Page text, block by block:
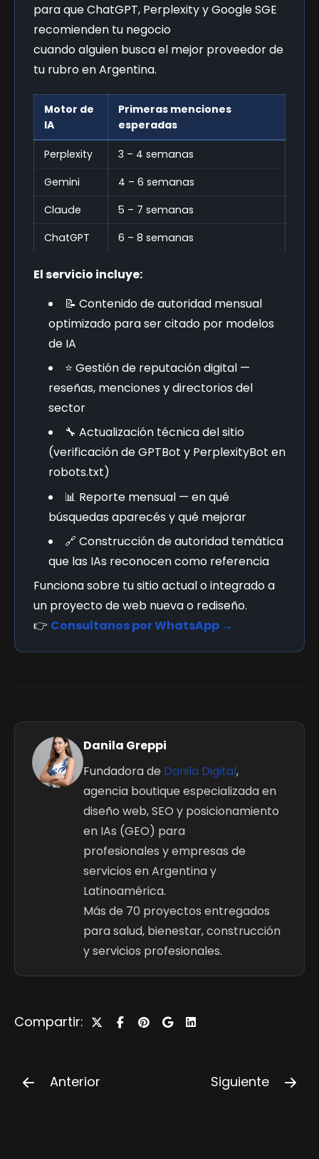
para que ChatGPT, Perplexity y Google SGE
recomienden tu negocio
cuando alguien busca el mejor proveedor de
tu rubro en Argentina.
Motor de
IA
Primeras menciones
esperadas
Perplexity
3 – 4 semanas
Gemini
4 – 6 semanas
Claude
5 – 7 semanas
ChatGPT
6 – 8 semanas
El servicio incluye:
📝 Contenido de autoridad mensual
optimizado para ser citado por modelos
de IA
⭐ Gestión de reputación digital —
reseñas, menciones y directorios del
sector
🔧 Actualización técnica del sitio
(verificación de GPTBot y PerplexityBot en
robots.txt)
📊 Reporte mensual — en qué
búsquedas aparecés y qué mejorar
🔗 Construcción de autoridad temática
que las IAs reconocen como referencia
Funciona sobre tu sitio actual o integrado a
un proyecto de web nueva o rediseño.
👉 Consultanos por WhatsApp →
Danila Greppi
Fundadora de Danila Digital,
agencia boutique especializada en
diseño web, SEO y posicionamiento
en IAs (GEO) para
profesionales y empresas de
servicios en Argentina y
Latinoamérica.
Más de 70 proyectos entregados
para salud, bienestar, construcción
y servicios profesionales.
Compartir:
Anterior Siguiente